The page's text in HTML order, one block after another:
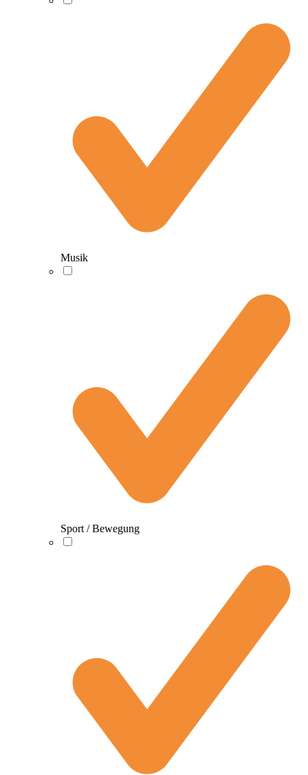
Musik
Sport / Bewegung